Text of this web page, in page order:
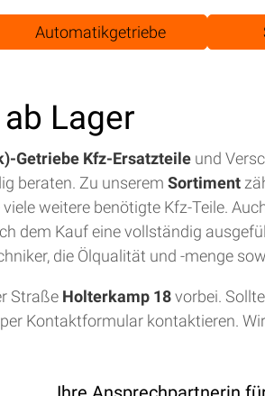
Automatikgetriebe
Lager
Getriebe Kfz-Ersatzteile und
beraten. Zu unserem Sortiment
weitere benötigte Kfz-Teile.
dem Kauf eine vollständig
die Ölqualität und -menge
Straße Holterkamp 18vorbei.
Kontaktformular kontaktieren.